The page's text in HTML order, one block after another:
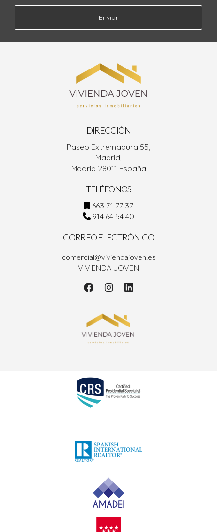
Enviar
DIRECCIÓN
Paseo Extremadura 55,
Madrid,
Madrid 28011 España
TELÉFONOS
663 71 77 37
914 64 54 40
CORREO ELECTRÓNICO
comercial@viviendajoven.es
VIVIENDA JOVEN